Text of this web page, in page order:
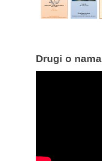
Drugi o nama